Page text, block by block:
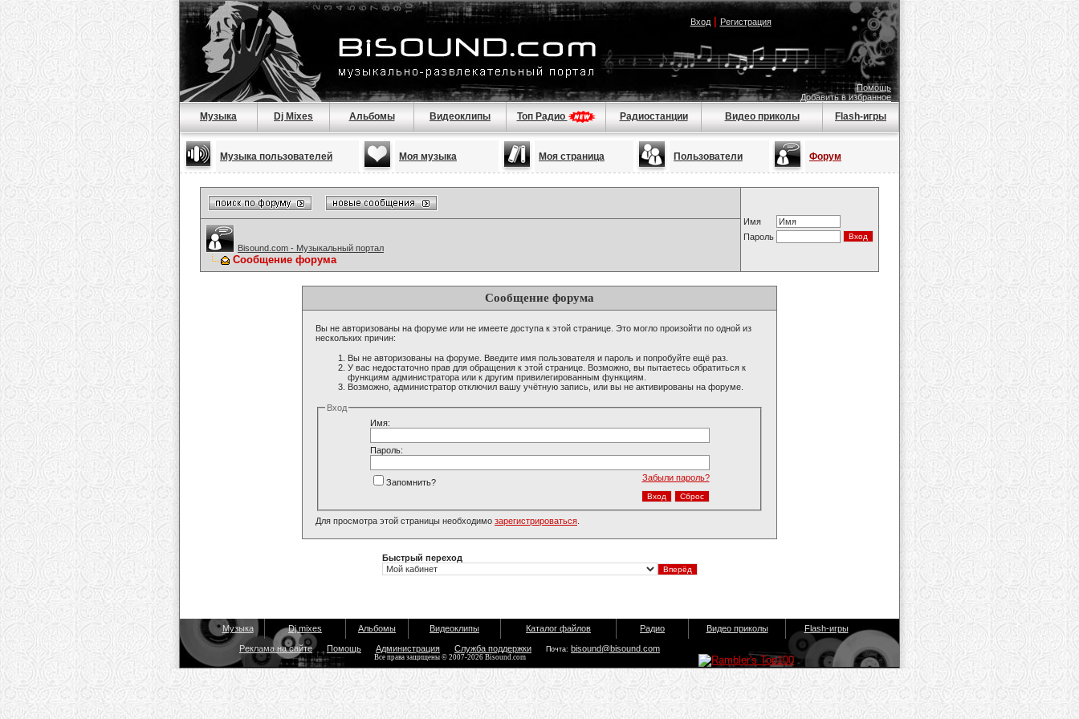
Вход| Регистрация
Помощь
Добавить в избранное
Музыка Dj Mixes Альбомы Видеоклипы Топ Радио Радиостанции Видео приколы Flash-игры
Музыка пользователей Моя музыка Моя страница Пользователи Форум
Имя
Пароль
Bisound.com - Музыкальный портал
Сообщение форума
Сообщение форума
Вы не авторизованы на форуме или не имеете доступа к этой странице. Это могло произойти по одной из
нескольких причин:
Вы не авторизованы на форуме. Введите имя пользователя и пароль и попробуйте ещё раз.
У вас недостаточно прав для обращения к этой странице. Возможно, вы пытаетесь обратиться к
функциям администратора или к другим привилегированным функциям.
Возможно, администратор отключил вашу учётную запись, или вы не активированы на форуме.
Вход
Имя:
Пароль:
Забыли пароль?
Запомнить?
Для просмотра этой страницы необходимо зарегистрироваться
Быстрый переход
Музыка Dj mixes Альбомы Видеоклипы Каталог файлов Радио Видео приколы Flash-игры
Реклама на сайте Помощь Администрация Служба поддержки Почта: bisound@bisound.com
Все права защищены © 2007-2026 Bisound.com